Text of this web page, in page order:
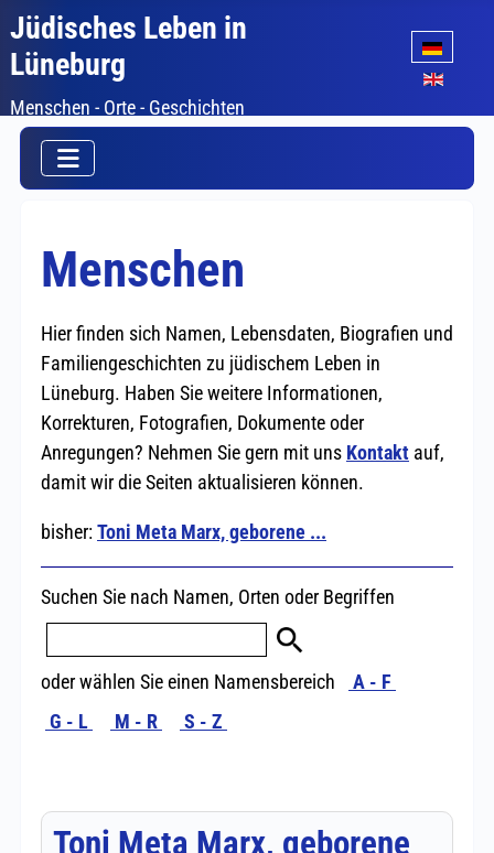
Jüdisches Leben in
Lüneburg
Menschen - Orte - Geschichten
Sprache